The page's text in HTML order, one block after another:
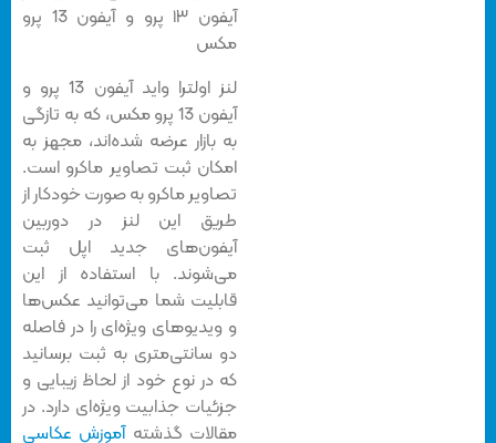
لنز اولترا واید آیفون 13 پرو و
آیفون 13 پرو مکس، که به تازگی
به بازار عرضه شده‌اند، مجهز به
امکان ثبت تصاویر ماکرو است.
تصاویر ماکرو به صورت خودکار از
طریق این لنز در دوربین
آیفون‌های جدید اپل ثبت
می‌شوند. با استفاده از این
قابلیت شما می‌توانید عکس‌ها
و ویدیو‌های ویژه‌ای را در فاصله‌
دو سانتی‌متری به ثبت برسانید
که در نوع خود از لحاظ زیبایی و
جزئیات جذابیت ویژه‌ای دارد. در
مقالات گذشتهآموزش عکاسی